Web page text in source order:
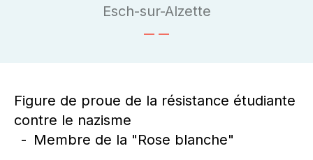
Esch-sur-Alzette
Figure de proue de la résistance étudiante
contre le nazisme
Membre de la "Rose blanche"